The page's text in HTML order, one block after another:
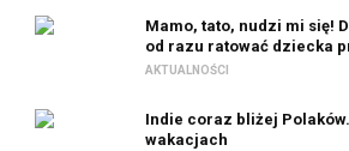
Mamo, tato, nudzi mi się!
od razu ratować dziecka
AKTUALNOŚCI
Indie coraz bliżej
wakacjach